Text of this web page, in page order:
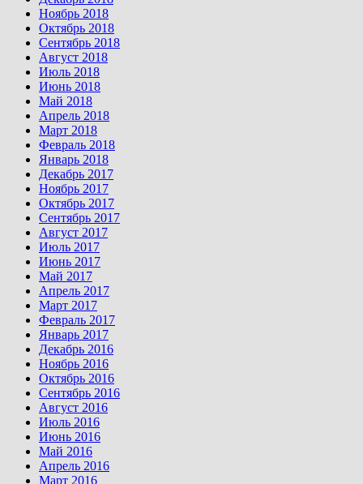
Ноябрь 2018
Октябрь 2018
Сентябрь 2018
Август 2018
Июль 2018
Июнь 2018
Май 2018
Апрель 2018
Март 2018
Февраль 2018
Январь 2018
Декабрь 2017
Ноябрь 2017
Октябрь 2017
Сентябрь 2017
Август 2017
Июль 2017
Июнь 2017
Май 2017
Апрель 2017
Март 2017
Февраль 2017
Январь 2017
Декабрь 2016
Ноябрь 2016
Октябрь 2016
Сентябрь 2016
Август 2016
Июль 2016
Июнь 2016
Май 2016
Апрель 2016
Март 2016